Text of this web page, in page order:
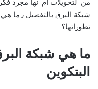
شبكة
تطوراتها؟
ما هي شبكة
البتكوين